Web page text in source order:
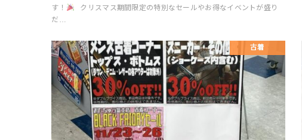
す！
クリスマス期間限定の特別なセールやお得なイベントが盛り
だ…
古着